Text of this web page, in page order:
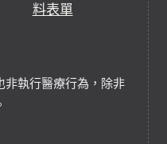
料表單
非執行醫療行為，除非